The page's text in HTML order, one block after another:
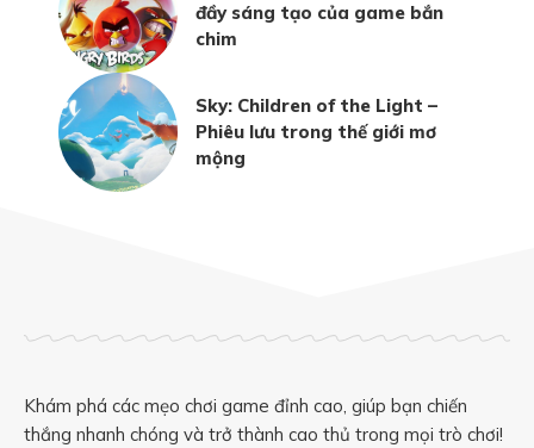
đầy sáng tạo của game bắn
chim
Sky: Children of the Light –
Phiêu lưu trong thế giới mơ
mộng
Khám phá các mẹo chơi game đỉnh cao, giúp bạn chiến
thắng nhanh chóng và trở thành cao thủ trong mọi trò chơi!